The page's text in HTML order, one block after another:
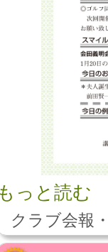
もっと読む
クラブ会報